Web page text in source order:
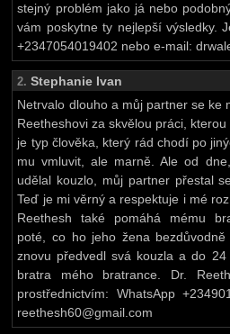
stejný problém jako já nebo
vám poskytne ty nejlepší výsledky.
+2347054019402 nebo e-mail:
2. Stephanie Ivan
Netrvalo dlouho a můj partner se ke
Reetheshovi za skvělou práci,
je typ člověka, který rád chodí po
mu vmluvit, ale marně. Ale od
udělal kouzlo, můj partner přestal
Teď je mi věrný a respektuje i mé
Reethesh také pomáhá mému
poté, co ho jeho žena
znovu předvedl svá kouzla a do
bratra mého bratrance. Dr.
prostřednictvím: WhatsApp
reethesh60@gmail.com